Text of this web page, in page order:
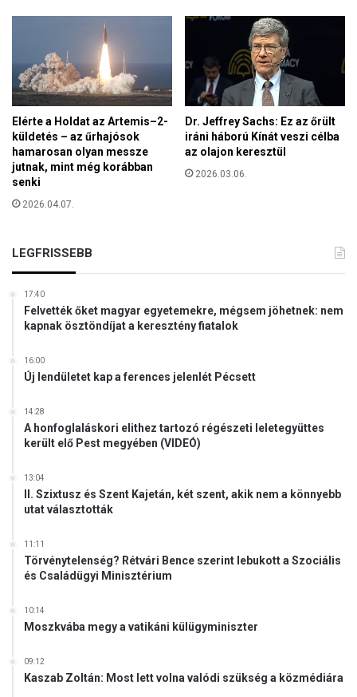
Elérte a Holdat az Artemis–2-
küldetés – az űrhajósok
hamarosan olyan messze
jutnak, mint még korábban
senki
2026.04.07.
Dr. Jeffrey Sachs: Ez az őrült
iráni háború Kínát veszi célba
az olajon keresztül
2026.03.06.
LEGFRISSEBB
17:40
Felvették őket magyar egyetemekre, mégsem jöhetnek: nem
kapnak ösztöndíjat a keresztény fiatalok
16:00
Új lendületet kap a ferences jelenlét Pécsett
14:28
A honfoglaláskori elithez tartozó régészeti leletegyüttes
került elő Pest megyében (VIDEÓ)
13:04
II. Szixtusz és Szent Kajetán, két szent, akik nem a könnyebb
utat választották
11:11
Törvénytelenség? Rétvári Bence szerint lebukott a Szociális
és Családügyi Minisztérium
10:14
Moszkvába megy a vatikáni külügyminiszter
09:12
Kaszab Zoltán: Most lett volna valódi szükség a közmédiára